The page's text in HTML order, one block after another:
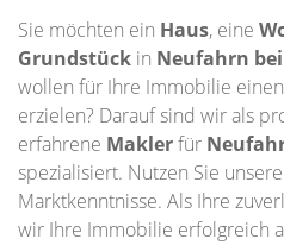
Sie möchten ein Haus, eine
Grundstück in Neufahrn
wollen für Ihre Immobilie
erzielen? Darauf sind wir als
erfahrene Maklerfür
spezialisiert. Nutzen Sie
Marktkenntnisse. Als Ihre
wir Ihre Immobilie erfolgreich